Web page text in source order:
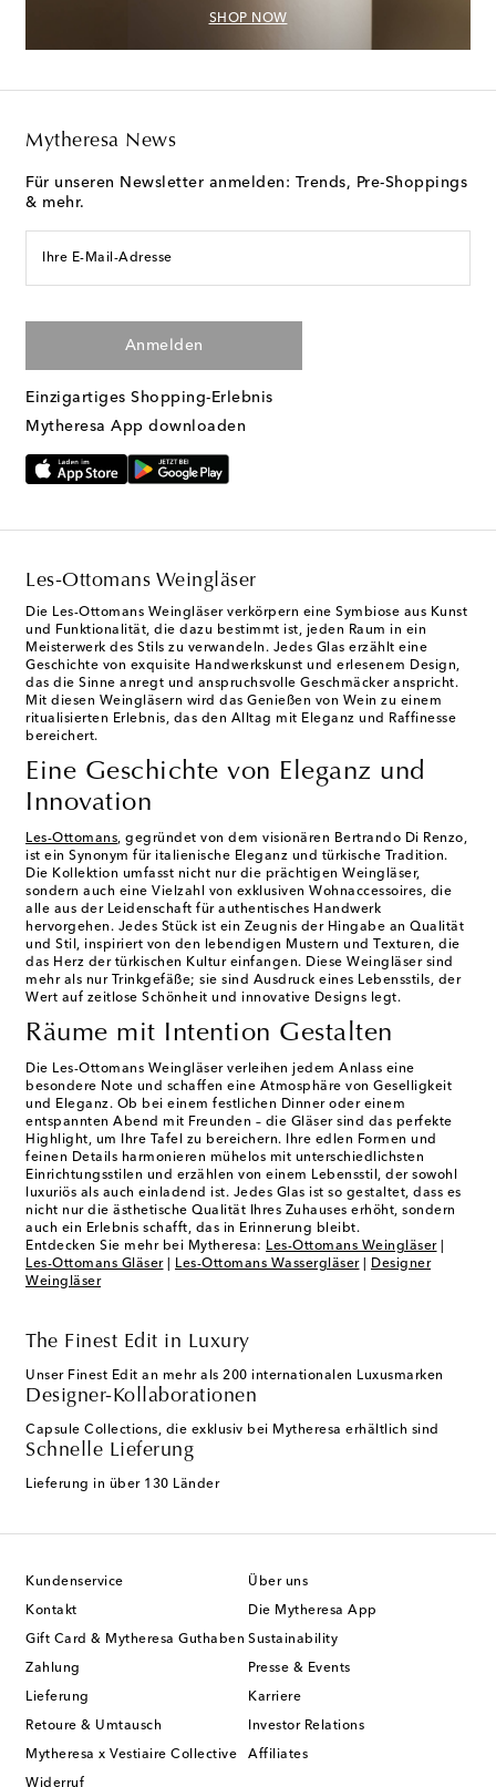
SHOP NOW
Mytheresa News
Für unseren Newsletter anmelden: Trends, Pre-Shoppings
& mehr.
Ihre E-Mail-Adresse
Anmelden
Einzigartiges Shopping-Erlebnis
Mytheresa App downloaden
Les-Ottomans Weingläser
Die Les-Ottomans Weingläser verkörpern eine Symbiose aus Kunst
und Funktionalität, die dazu bestimmt ist, jeden Raum in ein
Meisterwerk des Stils zu verwandeln. Jedes Glas erzählt eine
Geschichte von exquisite Handwerkskunst und erlesenem Design,
das die Sinne anregt und anspruchsvolle Geschmäcker anspricht.
Mit diesen Weingläsern wird das Genießen von Wein zu einem
ritualisierten Erlebnis, das den Alltag mit Eleganz und Raffinesse
bereichert.
Eine Geschichte von Eleganz und
Innovation
Les-Ottomans, gegründet von dem visionären Bertrando Di Renzo,
ist ein Synonym für italienische Eleganz und türkische Tradition.
Die Kollektion umfasst nicht nur die prächtigen Weingläser,
sondern auch eine Vielzahl von exklusiven Wohnaccessoires, die
alle aus der Leidenschaft für authentisches Handwerk
hervorgehen. Jedes Stück ist ein Zeugnis der Hingabe an Qualität
und Stil, inspiriert von den lebendigen Mustern und Texturen, die
das Herz der türkischen Kultur einfangen. Diese Weingläser sind
mehr als nur Trinkgefäße; sie sind Ausdruck eines Lebensstils, der
Wert auf zeitlose Schönheit und innovative Designs legt.
Räume mit Intention Gestalten
Die Les-Ottomans Weingläser verleihen jedem Anlass eine
besondere Note und schaffen eine Atmosphäre von Geselligkeit
und Eleganz. Ob bei einem festlichen Dinner oder einem
entspannten Abend mit Freunden – die Gläser sind das perfekte
Highlight, um Ihre Tafel zu bereichern. Ihre edlen Formen und
feinen Details harmonieren mühelos mit unterschiedlichsten
Einrichtungsstilen und erzählen von einem Lebensstil, der sowohl
luxuriös als auch einladend ist. Jedes Glas ist so gestaltet, dass es
nicht nur die ästhetische Qualität Ihres Zuhauses erhöht, sondern
auch ein Erlebnis schafft, das in Erinnerung bleibt.
Entdecken Sie mehr bei Mytheresa: Les-Ottomans Weingläser|
Les-Ottomans Gläser| Les-Ottomans Wassergläser|
Designer
Weingläser
The Finest Edit in Luxury
Unser Finest Edit an mehr als 200 internationalen Luxusmarken
Designer-Kollaborationen
Capsule Collections, die exklusiv bei Mytheresa erhältlich sind
Schnelle Lieferung
Lieferung in über 130 Länder
Kundenservice
Kontakt
Gift Card & Mytheresa Guthaben
Zahlung
Lieferung
Retoure & Umtausch
Mytheresa x Vestiaire Collective
Widerruf
Über uns
Die Mytheresa App
Sustainability
Presse & Events
Karriere
Investor Relations
Affiliates